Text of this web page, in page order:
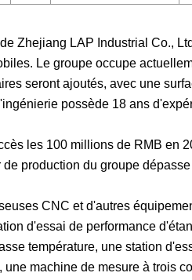
Zhejiang LAP Industrial Co.,
Le groupe occupe
seront ajoutés, avec une
possède 18 ans
les 100 millions de RMB en
production du groupe
CNC et d'autres
d'essai de performance
température, une station
machine de mesure à trois